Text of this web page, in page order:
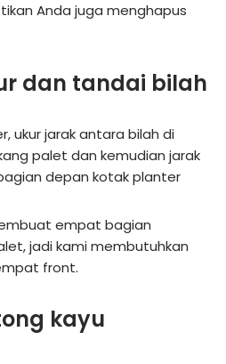
Anda juga menghapus
dan tandai bilah
ukur jarak antara bilah di
palet dan kemudian jarak
depan kotak planter
empat bagian
jadi kami membutuhkan
front.
kayu